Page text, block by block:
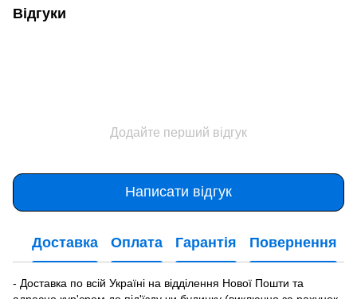
Відгуки
Додайте перший відгук
Написати відгук
Доставка Оплата Гарантія Повернення
- Доставка по всій Україні на відділення Нової Пошти та